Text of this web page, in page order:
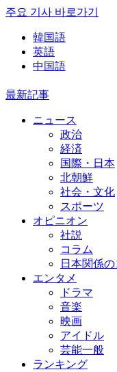
주요 기사 바로가기
韓国語
英語
中国語
最新記事
ニュース
政治
経済
国際・日本
北朝鮮
社会・文化
スポーツ
オピニオン
社説
コラム
日本関係
エンタメ
ドラマ
音楽
映画
アイドル
芸能一般
ランキング